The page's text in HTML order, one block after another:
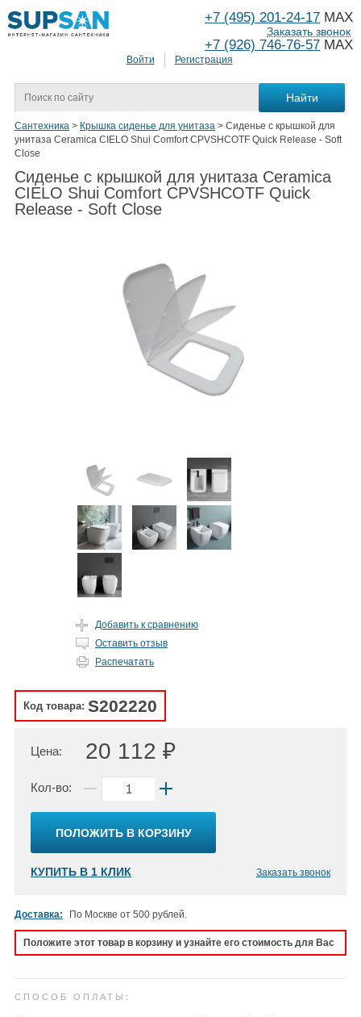
Войти Регистрация
+7 (495) 201-24-17 MAX
+7 (926) 746-76-57 MAX
Заказать звонок
Сантехника > Крышка сиденье для унитаза > Сиденье с крышкой для
унитаза Ceramica CIELO Shui Comfort CPVSHCOTF Quick Release - Soft
Close
Сиденье с крышкой для унитаза Ceramica
CIELO Shui Comfort CPVSHCOTF Quick
Release - Soft Close
Добавить к сравнению
Оставить отзыв
Распечатать
Код товара: S202220
Цена: 20 112 ₽
Кол-во:
ПОЛОЖИТЬ В КОРЗИНУ
КУПИТЬ В 1 КЛИК Заказать звонок
Доставка: По Москве от 500 рублей.
Положите этот товар в корзину и узнайте его стоимость для Вас
СПОСОБ ОПЛАТЫ: